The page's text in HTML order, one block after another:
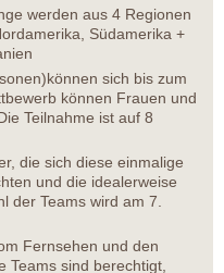
werden aus 4 Regionen
Südamerika +
sich bis zum
können Frauen und
Teilnahme ist auf 8
die sich diese einmalige
und die idealerweise
der Teams wird am 7.
Fernsehen und den
Teams sind berechtigt,